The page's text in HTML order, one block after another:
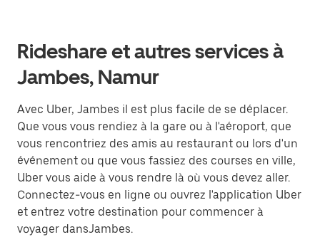
Rideshare et autres services à
Jambes, Namur
Avec Uber, Jambes il est plus facile de se déplacer.
Que vous vous rendiez à la gare ou à l'aéroport, que
vous rencontriez des amis au restaurant ou lors d'un
événement ou que vous fassiez des courses en ville,
Uber vous aide à vous rendre là où vous devez aller.
Connectez-vous en ligne ou ouvrez l'application Uber
et entrez votre destination pour commencer à
voyager dansJambes.